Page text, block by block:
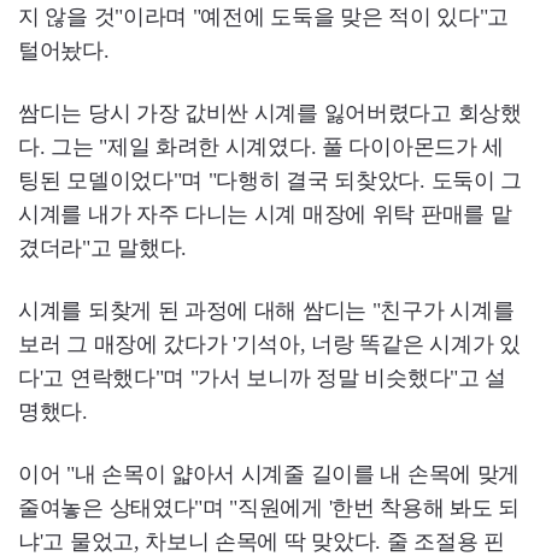
지 않을 것"이라며 "예전에 도둑을 맞은 적이 있다"고
털어놨다.
쌈디는 당시 가장 값비싼 시계를 잃어버렸다고 회상했
다. 그는 "제일 화려한 시계였다. 풀 다이아몬드가 세
팅된 모델이었다"며 "다행히 결국 되찾았다. 도둑이 그
시계를 내가 자주 다니는 시계 매장에 위탁 판매를 맡
겼더라"고 말했다.
시계를 되찾게 된 과정에 대해 쌈디는 "친구가 시계를
보러 그 매장에 갔다가 '기석아, 너랑 똑같은 시계가 있
다'고 연락했다"며 "가서 보니까 정말 비슷했다"고 설
명했다.
이어 "내 손목이 얇아서 시계줄 길이를 내 손목에 맞게
줄여놓은 상태였다"며 "직원에게 '한번 착용해 봐도 되
냐'고 물었고, 차보니 손목에 딱 맞았다. 줄 조절용 핀